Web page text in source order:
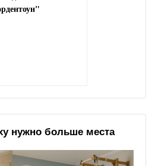
нужно больше места